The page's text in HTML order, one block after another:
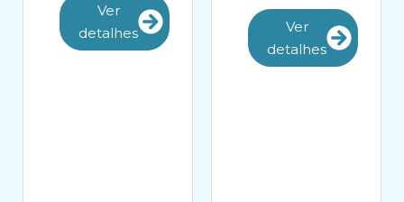
Ver
detalhes
Ver
detalhes